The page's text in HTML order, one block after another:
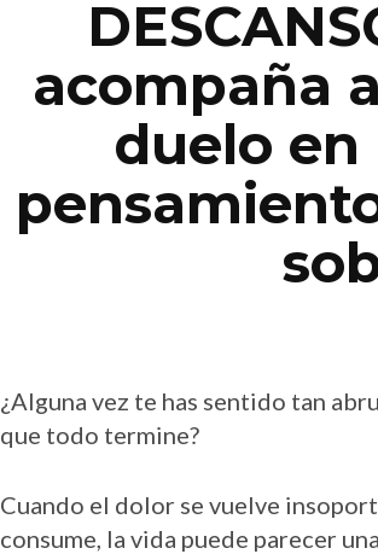
acompaña
duelo en
¿Alguna vez te has sentido tan
que todo termine?
Cuando el dolor se vuelve
consume, la vida puede parecer